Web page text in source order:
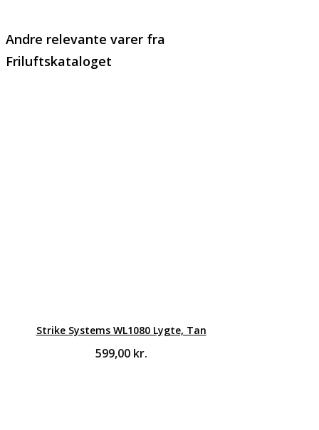
Andre relevante varer fra
Friluftskataloget
Strike Systems WL1080 Lygte, Tan
599,00 kr.